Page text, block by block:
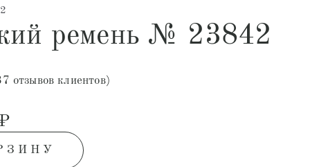
ремень № 23842
отзывов клиентов)
₽